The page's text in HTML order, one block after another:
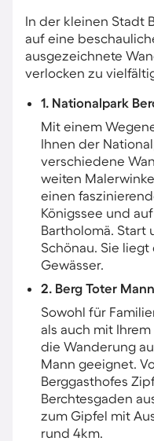
In der kleinen Stadt
auf eine
ausgezeichnete
verlocken zu
1. Nationalpark
Mit einem
Ihnen der
verschiedene
weiten
einen
Königssee und
Bartholomä. Start
Schönau. Sie
Gewässer.
2. Berg Toter Mann
Sowohl für
als auch mit
die Wanderung
Mann geeignet.
Berggasthofes
Berchtesgaden
zum Gipfel mit
rund 4km.